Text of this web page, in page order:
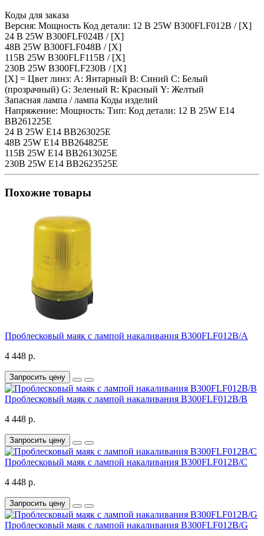
Коды для заказа
Версия: Мощность Код детали: 12 В 25W B300FLF012B / [X]
24 В 25W B300FLF024B / [X]
48В 25W B300FLF048B / [X]
115В 25W B300FLF115B / [X]
230В 25W B300FLF230B / [X]
[Х] = Цвет линз: А: Янтарный B: Синий C: Белый
(прозрачный) G: Зеленый R: Красный Y: Желтый
Запасная лампа / лампа Коды изделий
Напряжение: Мощность: Тип: Код детали: 12 В 25W E14
BB261225E
24 В 25W E14 BB263025E
48В 25W E14 BB264825E
115В 25W E14 BB2613025E
230В 25W E14 BB2623525E
Похожие товары
Проблесковый маяк с лампой накаливания B300FLF012B/A
4 448 р.
Запросить цену
Проблесковый маяк с лампой накаливания B300FLF012B/B
4 448 р.
Запросить цену
Проблесковый маяк с лампой накаливания B300FLF012B/C
4 448 р.
Запросить цену
Проблесковый маяк с лампой накаливания B300FLF012B/G